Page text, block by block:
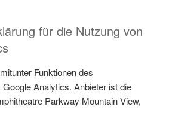
für die Nutzung von
Funktionen des
Analytics. Anbieter ist die
Parkway Mountain View,